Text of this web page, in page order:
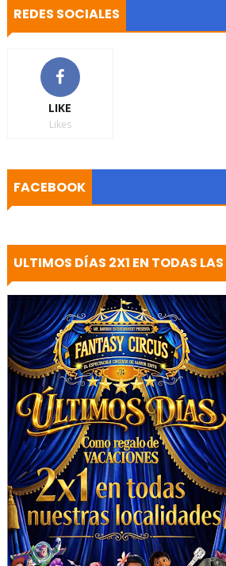
REDES SOCIALES
LIKE
Likes
FACEBOOK
ULTIMOS DÍAS 2X1 EN TODAS